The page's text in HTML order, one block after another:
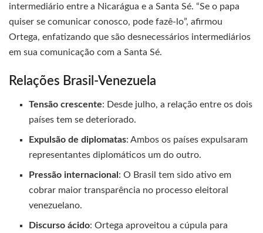
intermediário entre a Nicarágua e a Santa Sé. “Se o papa
quiser se comunicar conosco, pode fazê-lo”, afirmou
Ortega, enfatizando que são desnecessários intermediários
em sua comunicação com a Santa Sé.
Relações Brasil-Venezuela
Tensão crescente: Desde julho, a relação entre os dois
países tem se deteriorado.
Expulsão de diplomatas: Ambos os países expulsaram
representantes diplomáticos um do outro.
Pressão internacional : O Brasil tem sido ativo em
cobrar maior transparência no processo eleitoral
venezuelano.
Discurso ácido: Ortega aproveitou a cúpula para